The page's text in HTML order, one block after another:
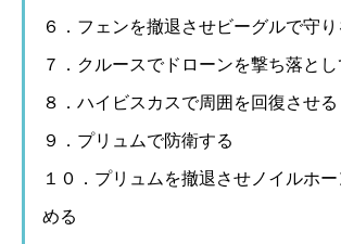
６．フェンを撤退させビーグルで守
７．クルースでドローンを撃ち落とし
８．ハイビスカスで周囲を回復させる
９．プリュムで防衛する
１０．プリュムを撤退させノイルホ
める